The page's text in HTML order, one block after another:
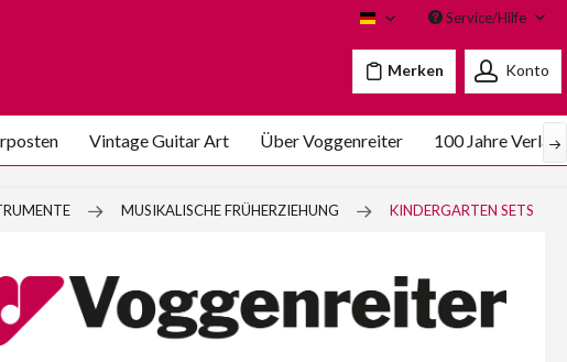
VoggenreiterService/Hilfe
Merken Konto
Vintage Guitar Art Über Voggenreiter 100 Jahre
MUSIKALISCHE FRÜHERZIEHUNG KINDERGARTEN SETS